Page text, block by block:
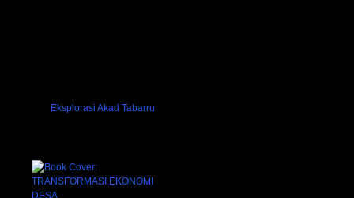
Eksplorasi Akad Tabarru